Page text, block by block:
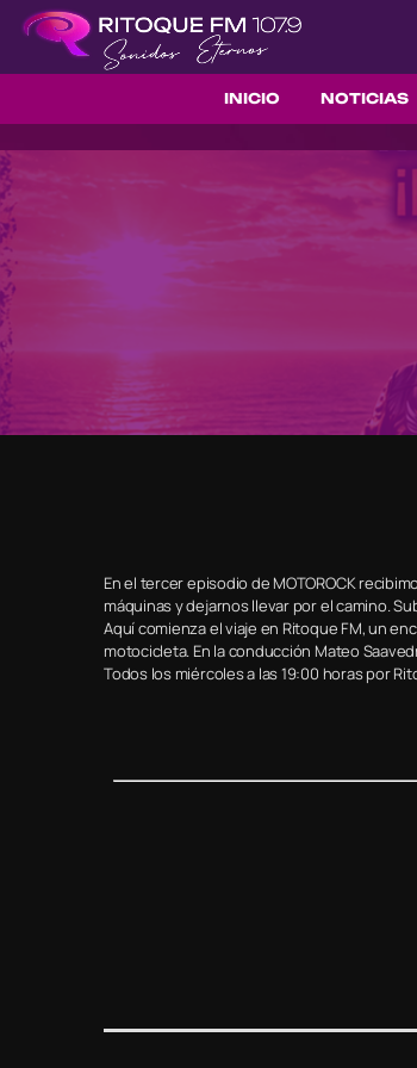
INICIO NOTICIAS
En el tercer episodio de MOTOROCK
máquinas y dejarnos llevar por el camino.
Aquí comienza el viaje en Ritoque FM, un
motocicleta. En la conducción Mateo
Todos los miércoles a las 19:00 horas por